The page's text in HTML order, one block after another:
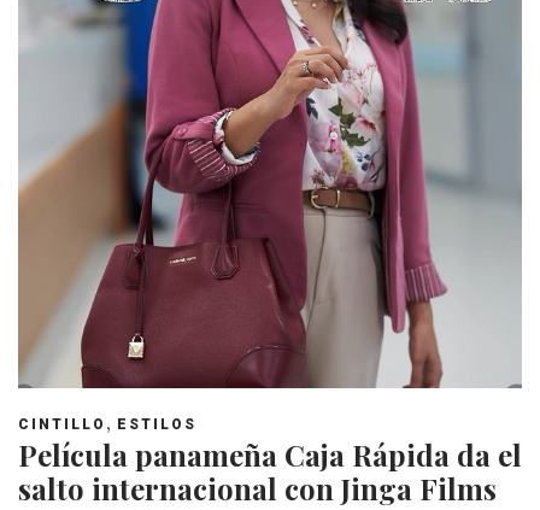
CINTILLO , ESTILOS
Película panameña Caja Rápida da el
salto internacional con Jinga Films